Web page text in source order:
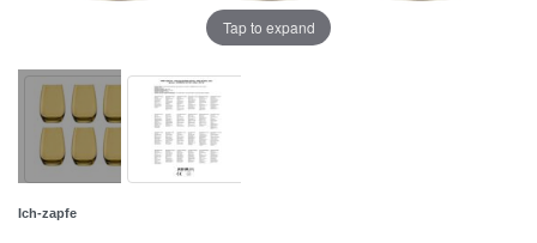
Tap to expand
Ich-zapfe